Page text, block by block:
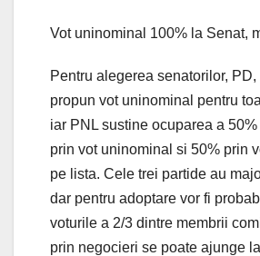
Vot uninominal 100% la Senat,
Pentru alegerea senatorilor,
propun vot uninominal pentru
iar PNL sustine ocuparea a
prin vot uninominal si 50% prin
pe lista. Cele trei partide au
dar pentru adoptare vor fi
voturile a 2/3 dintre membrii
prin negocieri se poate ajunge